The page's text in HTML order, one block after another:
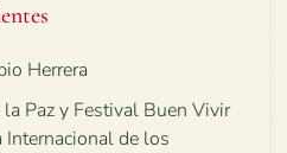
Herrera
Paz y Festival Buen Vivir
Internacional de los